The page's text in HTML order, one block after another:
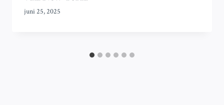
juni 25, 2025